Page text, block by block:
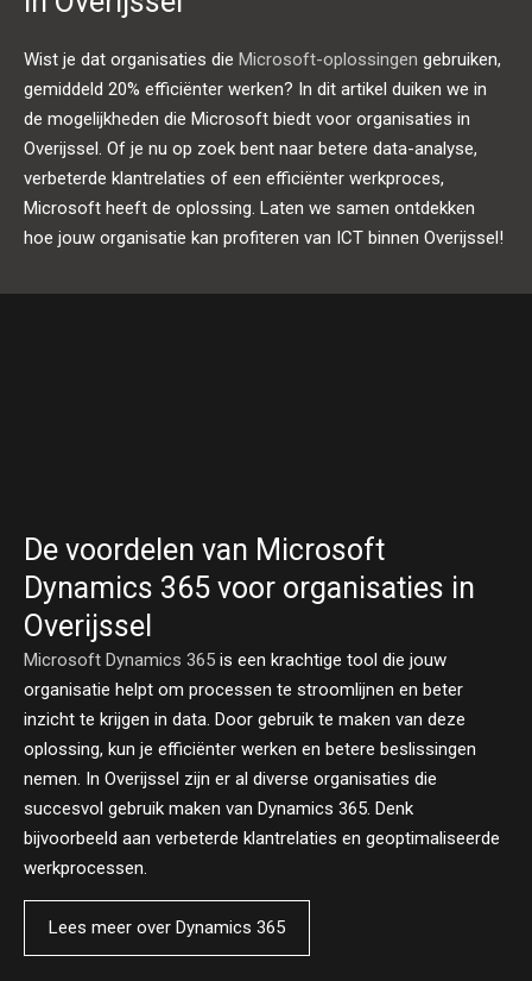
Wist je dat organisaties die Microsoft-oplossingen gebruiken,
gemiddeld 20% efficiënter werken? In dit artikel duiken we in
de mogelijkheden die Microsoft biedt voor organisaties in
Overijssel. Of je nu op zoek bent naar betere data-analyse,
verbeterde klantrelaties of een efficiënter werkproces,
Microsoft heeft de oplossing. Laten we samen ontdekken
hoe jouw organisatie kan profiteren van ICT binnen Overijssel!
De voordelen van Microsoft
Dynamics 365 voor organisaties in
Overijssel
Microsoft Dynamics 365 is een krachtige tool die jouw
organisatie helpt om processen te stroomlijnen en beter
inzicht te krijgen in data. Door gebruik te maken van deze
oplossing, kun je efficiënter werken en betere beslissingen
nemen. In Overijssel zijn er al diverse organisaties die
succesvol gebruik maken van Dynamics 365. Denk
bijvoorbeeld aan verbeterde klantrelaties en geoptimaliseerde
werkprocessen.
Lees meer over Dynamics 365